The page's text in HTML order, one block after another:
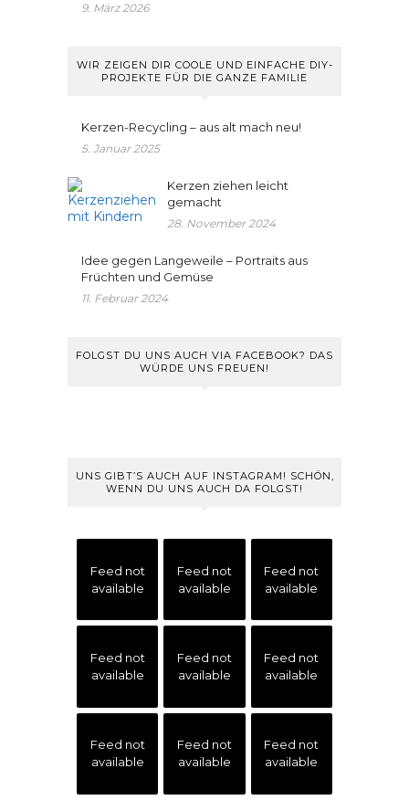
9. März 2026
WIR ZEIGEN DIR COOLE UND EINFACHE DIY-
PROJEKTE FÜR DIE GANZE FAMILIE
Kerzen-Recycling – aus alt mach neu!
5. Januar 2025
Kerzen ziehen leicht
gemacht
28. November 2024
Idee gegen Langeweile – Portraits aus
Früchten und Gemüse
11. Februar 2024
FOLGST DU UNS AUCH VIA FACEBOOK? DAS
WÜRDE UNS FREUEN!
UNS GIBT’S AUCH AUF INSTAGRAM! SCHÖN,
WENN DU UNS AUCH DA FOLGST!
Feed not
available
Feed not
available
Feed not
available
Feed not
available
Feed not
available
Feed not
available
Feed not
available
Feed not
available
Feed not
available